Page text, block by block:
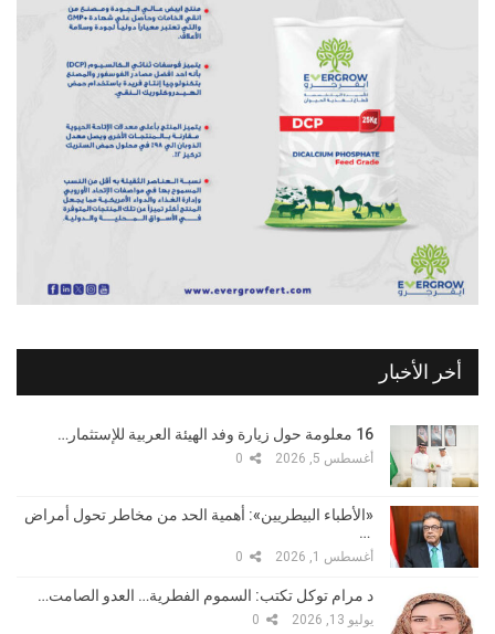
أخر الأخبار
16 معلومة حول زيارة وفد الهيئة العربية للإستثمار…
أغسطس 5, 2026
«الأطباء البيطريين»: أهمية الحد من مخاطر تحول أمراض
…
أغسطس 1, 2026
د مرام توكل تكتب: السموم الفطرية… العدو الصامت…
يوليو 13, 2026